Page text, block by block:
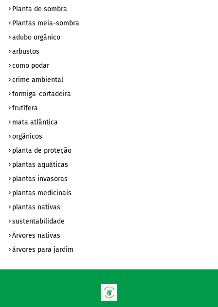
Planta de sombra
Plantas meia-sombra
adubo orgânico
arbustos
como podar
crime ambiental
formiga-cortadeira
frutífera
mata atlântica
orgânicos
planta de proteção
plantas aquáticas
plantas invasoras
plantas medicinais
plantas nativas
sustentabilidade
Árvores nativas
árvores para jardim